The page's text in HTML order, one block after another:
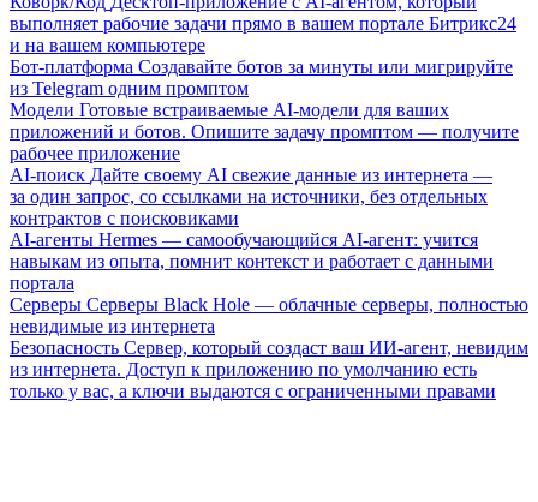
выполняет рабочие задачи прямо в вашем портале Битрикс24
и на вашем компьютере
Бот-платформа Создавайте ботов за минуты или мигрируйте
из Telegram одним промптом
Модели Готовые встраиваемые AI-модели для ваших
приложений и ботов. Опишите задачу промптом — получите
рабочее приложение
AI-поиск Дайте своему AI свежие данные из интернета —
за один запрос, со ссылками на источники, без отдельных
контрактов с поисковиками
AI-агенты Hermes — самообучающийся AI-агент: учится
навыкам из опыта, помнит контекст и работает с данными
портала
Серверы Серверы Black Hole — облачные серверы, полностью
невидимые из интернета
Безопасность Сервер, который создаст ваш ИИ-агент, невидим
из интернета. Доступ к приложению по умолчанию есть
только у вас, а ключи выдаются с ограниченными правами